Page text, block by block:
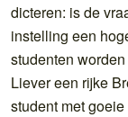
dicteren: is de
instelling een
studenten
Liever een rijke
student met